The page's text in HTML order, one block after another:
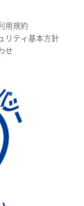
用規約
リティ基本方針
せ